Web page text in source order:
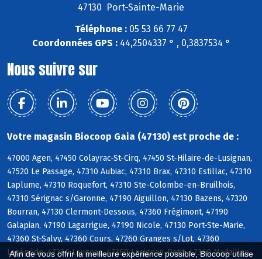
Afin de vous offrir la meilleure expérience possible, Biocoop utilise
47130 Port-Sainte-Marie
Téléphone :05 53 66 77 47
Coordonnées GPS :44,2504337 ° , 0,3837534 °
Nous suivre sur
Votre magasin Biocoop Gaia (47130) est proche de :
47000 Agen, 47450 Colayrac-St-Cirq, 47450 St-Hilaire-de-Lusignan,
47520 Le Passage, 47310 Aubiac, 47310 Brax, 47310 Estillac, 47310
Laplume, 47310 Roquefort, 47310 Ste-Colombe-en-Bruilhois,
47310 Sérignac s/Garonne, 47190 Aiguillon, 47130 Bazens, 47320
Bourran, 47130 Clermont-Dessous, 47360 Frégimont, 47190
Galapian, 47190 Lagarrigue, 47190 Nicole, 47130 Port-Ste-Marie,
47360 St-Salvy, 47360 Cours, 47260 Granges s/Lot, 47360
Lacépède, 47360 Laugnac, 47360 Lusignan-Petit, 47360 Madaillan,